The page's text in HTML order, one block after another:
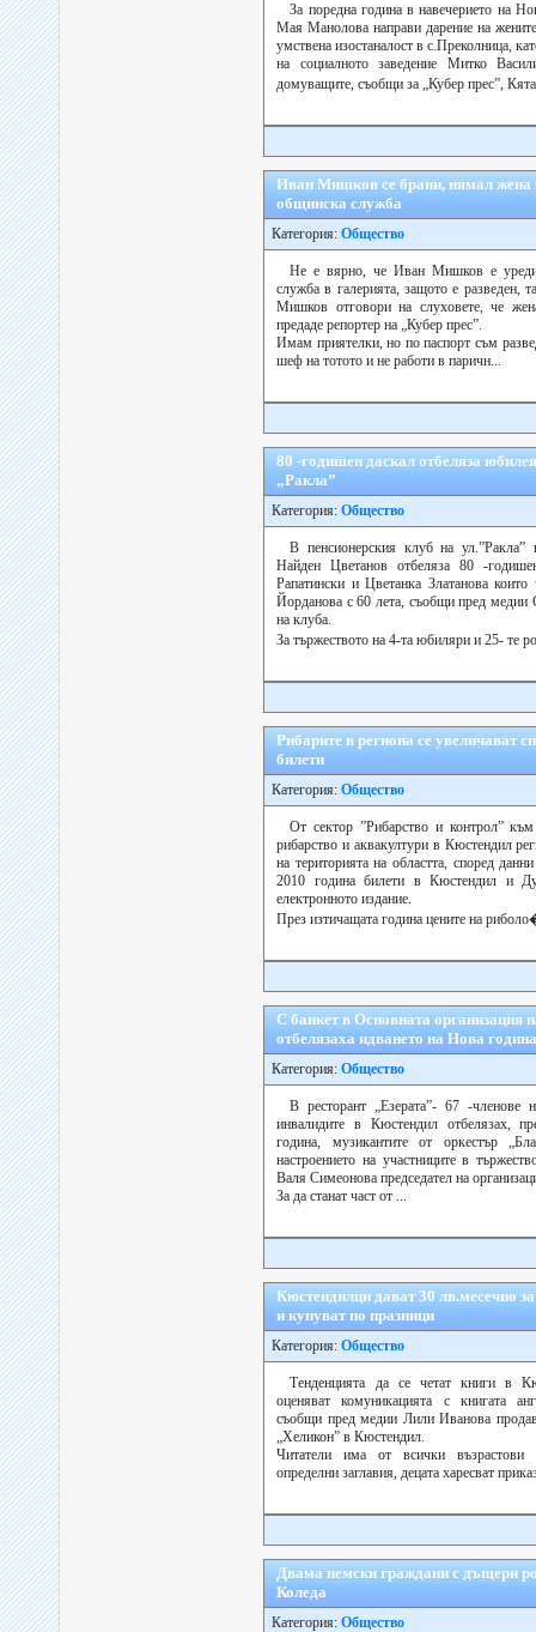
За поредна година в навечерието на
Мая Манолова направи дарение на
умствена изостаналост в с.Преколница,
на социалното заведение Митко
домуващите, съобщи за „Кубер прес”,
Иван Мишков се брани, нямал жена
общинска служба
Категория: Общество
Не е вярно, че Иван Мишков е
служба в галерията, защото е разведен,
Мишков отговори на слуховете, че
предаде репортер на „Кубер прес”.
Имам приятелки, но по паспорт съм
шеф на тотото и не работи в паричн...
80 -годишен даскал отбеляза
„Ракла”
Категория: Общество
В пенсионерския клуб на
Найден Цветанов отбеляза 80 -
Рапатински и Цветанка Златанова
Йорданова с 60 лета, съобщи пред медии
на клуба.
За тържеството на 4-та юбиляри и 25- те
Рибарите в региона се увеличават
билети
Категория: Общество
От сектор ”Рибарство и контрол”
рибарство и аквакултури в Кюстендил
на територията на областта, според
2010 година билети в Кюстендил и
електронното издание.
През изтичащата година цените на
С банкет в Основната организация
отбелязаха идването на Нова година
Категория: Общество
В ресторант „Езерата”- 67 -членове
инвалидите в Кюстендил отбелязах,
година, музикантите от оркестър
настроението на участниците в
Валя Симеонова председател на
За да станат част от ...
Кюстендилци дават 30 лв.месечно
и купуват по празници
Категория: Общество
Тенденцията да се четат книги в
оценяват комуникацията с книгата
съобщи пред медии Лили Иванова
„Хеликон” в Кюстендил.
Читатели има от всички възрастови
определни заглавия, децата харесват
Двама немски граждани с дъщери
Коледа
Категория: Общество